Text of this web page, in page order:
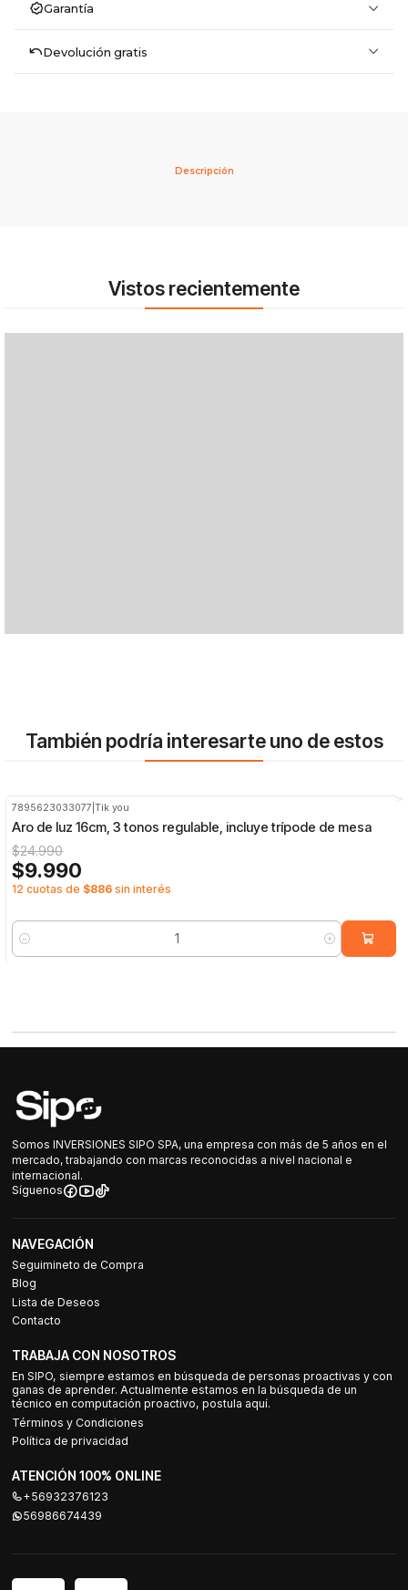
Garantía
Devolución gratis
Descripción
Vistos recientemente
También podría interesarte uno de estos
7895623033077 |Tik you
Aro de luz 16cm, 3 tonos regulable, incluye trípode de mesa
$24.990
$9.990
12 cuotas de $886 sin interés
Cantidad
Somos INVERSIONES SIPO SPA, una empresa con más de 5 años en el
mercado, trabajando con marcas reconocidas a nivel nacional e
internacional.
Síguenos
NAVEGACIÓN
Seguimineto de Compra
Blog
Lista de Deseos
Contacto
TRABAJA CON NOSOTROS
En SIPO, siempre estamos en búsqueda de personas proactivas y con
ganas de aprender. Actualmente estamos en la búsqueda de un
técnico en computación proactivo, postula aquí.
Términos y Condiciones
Política de privacidad
ATENCIÓN 100% ONLINE
+56932376123
56986674439